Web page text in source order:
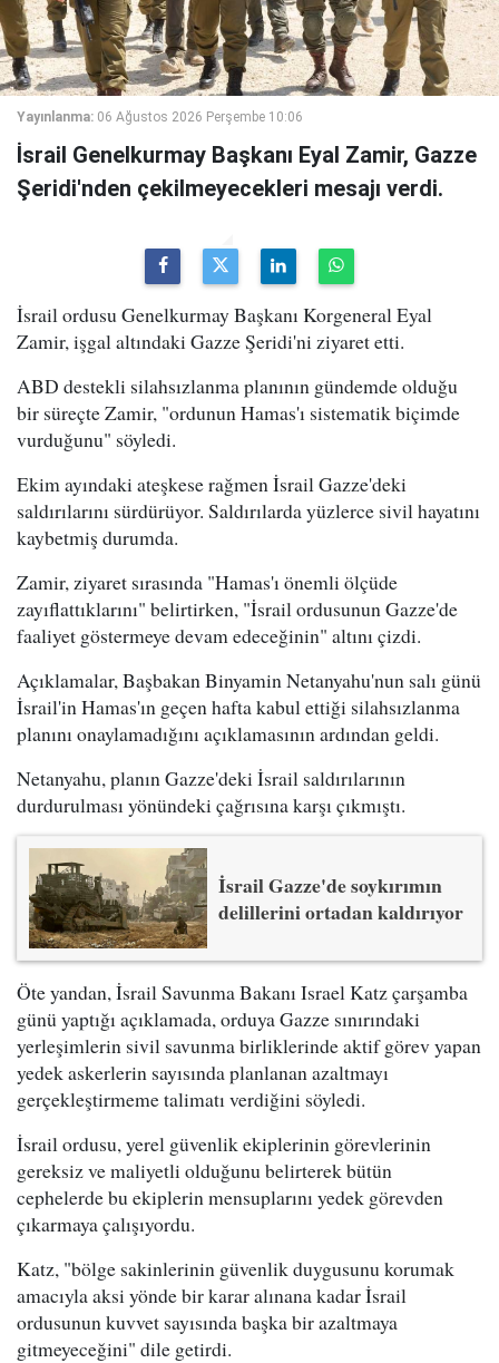
Yayınlanma: 06 Ağustos 2026 Perşembe 10:06
İsrail Genelkurmay Başkanı Eyal Zamir, Gazze
Şeridi'nden çekilmeyecekleri mesajı verdi.
İsrail ordusu Genelkurmay Başkanı Korgeneral Eyal
Zamir, işgal altındaki Gazze Şeridi'ni ziyaret etti.
ABD destekli silahsızlanma planının gündemde olduğu
bir süreçte Zamir, "ordunun Hamas'ı sistematik biçimde
vurduğunu" söyledi.
Ekim ayındaki ateşkese rağmen İsrail Gazze'deki
saldırılarını sürdürüyor. Saldırılarda yüzlerce sivil hayatını
kaybetmiş durumda.
Zamir, ziyaret sırasında "Hamas'ı önemli ölçüde
zayıflattıklarını" belirtirken, "İsrail ordusunun Gazze'de
faaliyet göstermeye devam edeceğinin" altını çizdi.
Açıklamalar, Başbakan Binyamin Netanyahu'nun salı günü
İsrail'in Hamas'ın geçen hafta kabul ettiği silahsızlanma
planını onaylamadığını açıklamasının ardından geldi.
Netanyahu, planın Gazze'deki İsrail saldırılarının
durdurulması yönündeki çağrısına karşı çıkmıştı.
İsrail Gazze'de soykırımın
delillerini ortadan kaldırıyor
Öte yandan, İsrail Savunma Bakanı Israel Katz çarşamba
günü yaptığı açıklamada, orduya Gazze sınırındaki
yerleşimlerin sivil savunma birliklerinde aktif görev yapan
yedek askerlerin sayısında planlanan azaltmayı
gerçekleştirmeme talimatı verdiğini söyledi.
İsrail ordusu, yerel güvenlik ekiplerinin görevlerinin
gereksiz ve maliyetli olduğunu belirterek bütün
cephelerde bu ekiplerin mensuplarını yedek görevden
çıkarmaya çalışıyordu.
Katz, "bölge sakinlerinin güvenlik duygusunu korumak
amacıyla aksi yönde bir karar alınana kadar İsrail
ordusunun kuvvet sayısında başka bir azaltmaya
gitmeyeceğini" dile getirdi.